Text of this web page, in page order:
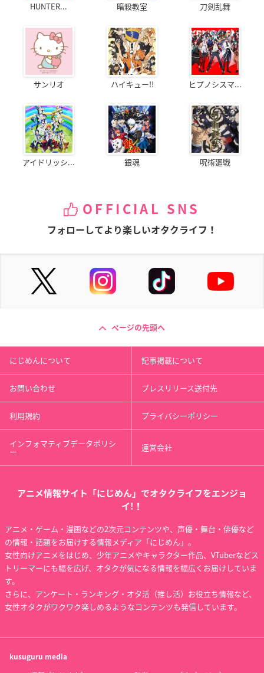
HUNTER... 暗殺教室 刀剣乱舞
サンリオ ハイキュー!! ヒプノシスマ...
アイドリッシ... 銀魂 呪術廻戦
OFFICIAL SNS
フォローしてより楽しいオタクライフ！
ページの先頭へ
にじめんについて 記事掲載について
お問い合わせ プレスリリース送付先
利用規約 プライバシーポリシー
インフォマティブデータポリシ
ー 運営会社
アニメ情報サイト「にじめん」でオタクライフをエンジョ
イ!！
アニメ・ゲーム・漫画などの2次元コンテンツや、声優・舞台・俳優など
の情報・話題をお届けする情報メディア「にじめん」。
女性向けアニメをはじめ、少年アニメやキャラクター作品、VTuberなどス
トリーマーにも幅を広げ、オタクが気になる情報を幅広くお届けしていま
す。
さらに、アンケート・ランキング・オタ活（推し活）お役立ち情報など、
女性オタクがワクワク楽しめるようなコンテンツも発信しています。
kusuguru media